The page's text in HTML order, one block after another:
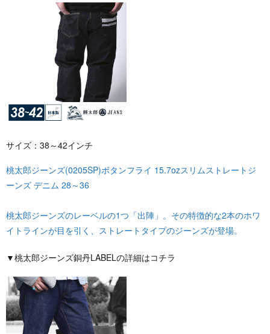
サイズ：38～42インチ
桃太郎ジーンズ(0205SP)ボタンフライ 15.7ozスリムストレートジ
ーンズ デニム 28～36
桃太郎ジーンズのレーベルの1つ「出陣」。その特徴的な2本のホワ
イトラインが目を引く、ストレートタイプのジーンズが登場。
▼桃太郎ジーンズ銅丹LABELの詳細はコチラ